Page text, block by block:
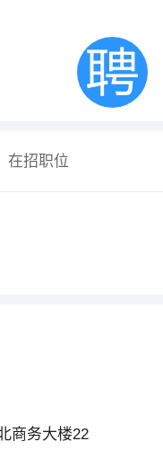
在招职位
商务大楼22